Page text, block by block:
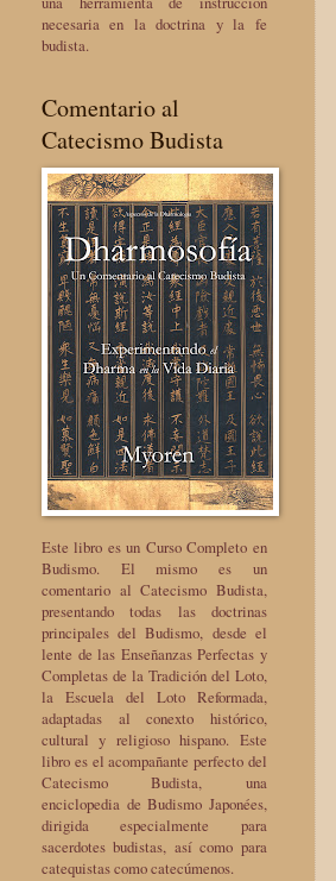
necesaria en la doctrina y la fe
budista.
Comentario al
Catecismo Budista
Este libro es un Curso Completo en
Budismo. El mismo es un
comentario al Catecismo Budista,
presentando todas las doctrinas
principales del Budismo, desde el
lente de las Enseñanzas Perfectas y
Completas de la Tradición del Loto,
la Escuela del Loto Reformada,
adaptadas al conexto histórico,
cultural y religioso hispano. Este
libro es el acompañante perfecto del
Catecismo Budista, una
enciclopedia de Budismo Japonées,
dirigida especialmente para
sacerdotes budistas, así como para
catequistas como catecúmenos.